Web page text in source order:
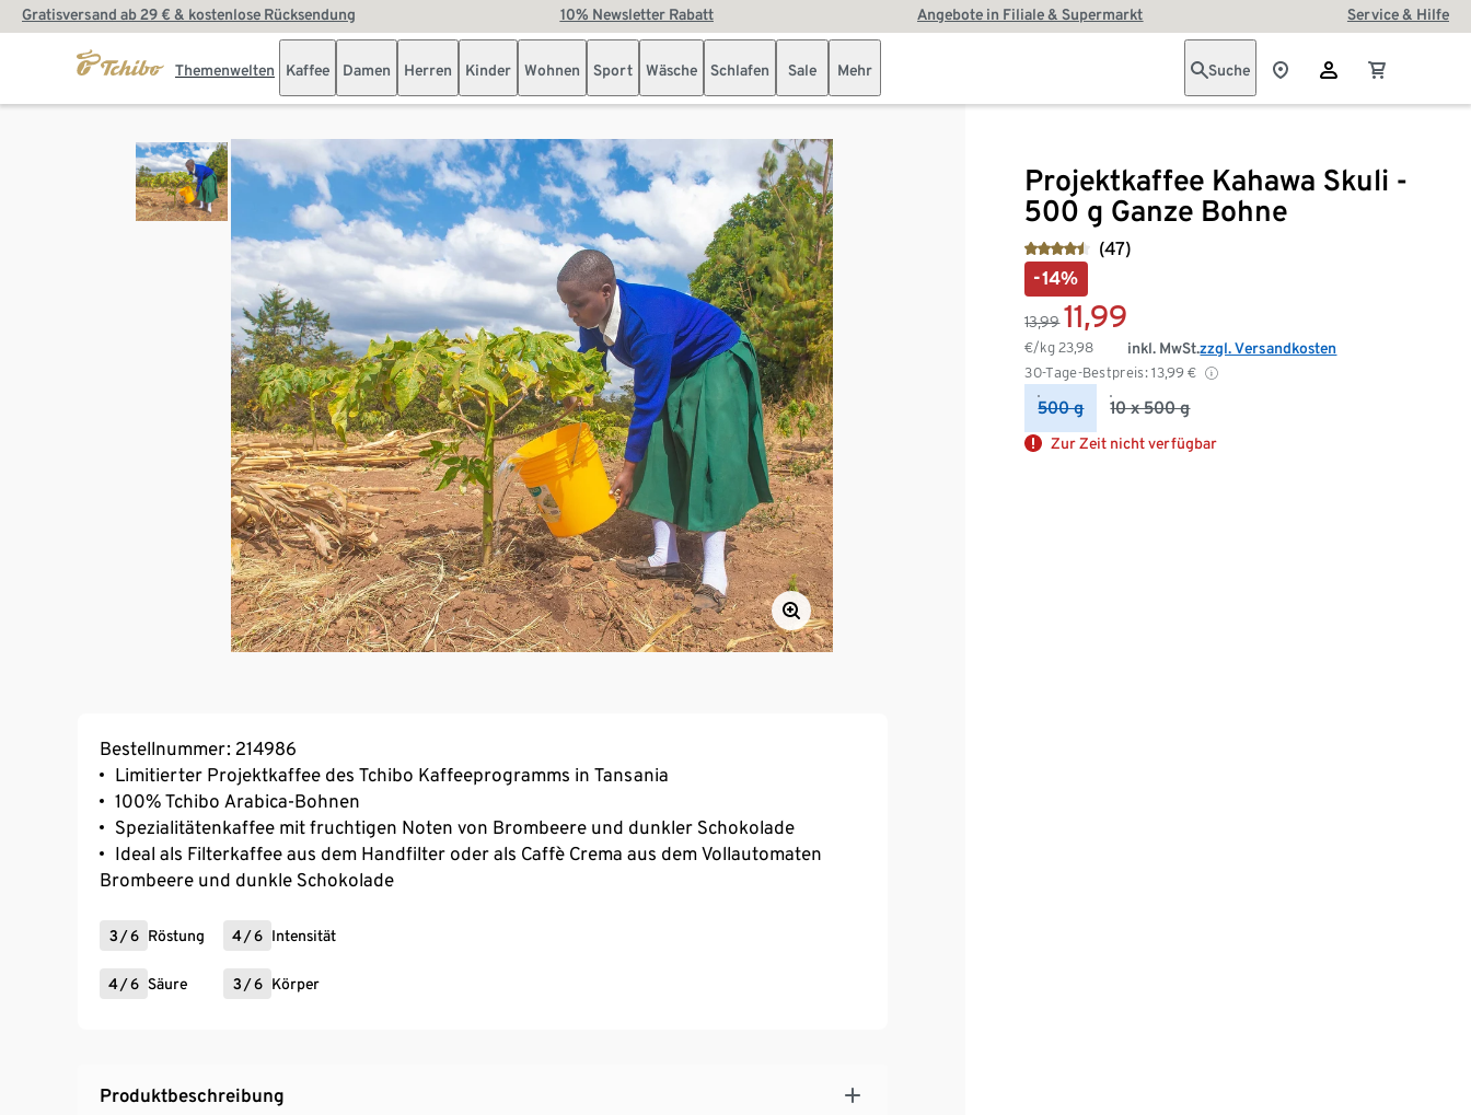
Gratisversand ab 29 € & kostenlose Rücksendung 10% Newsletter Rabatt Angebote in Filiale & Supermarkt Service & Hilfe
Themenwelten Kaffee Damen Herren Kinder Wohnen Sport Wäsche Schlafen Sale Mehr Suche
Projektkaffee Kahawa Skuli -
500 g Ganze Bohne
(47)
-14%
13,99 11,99
€/kg23,98
30-Tage-Bestpreis: 13,99 €
inkl. MwSt.zzgl. Versandkosten
500 g 10 x 500 g
Zur Zeit nicht verfügbar
Bestellnummer: 214986
Limitierter Projektkaffee des Tchibo Kaffeeprogramms in Tansania
100% Tchibo Arabica-Bohnen
Spezialitätenkaffee mit fruchtigen Noten von Brombeere und dunkler Schokolade
Ideal als Filterkaffee aus dem Handfilter oder als Caffè Crema aus dem Vollautomaten
Brombeere und dunkle Schokolade
3 /6 Röstung 4/6 Intensität
4/6 Säure 3 /6 Körper
Produktbeschreibung